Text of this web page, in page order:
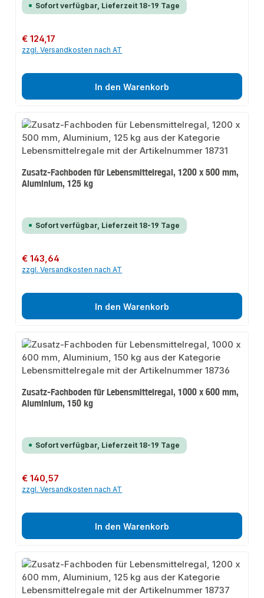
Sofort verfügbar, Lieferzeit 18-19 Tage
Regulärer Preis:
€ 124,17
zzgl. Versandkosten nach AT
In den Warenkorb
Zusatz-Fachboden für Lebensmittelregal, 1200 x 500 mm,
Aluminium, 125 kg
Sofort verfügbar, Lieferzeit 18-19 Tage
Regulärer Preis:
€ 143,64
zzgl. Versandkosten nach AT
In den Warenkorb
Zusatz-Fachboden für Lebensmittelregal, 1000 x 600 mm,
Aluminium, 150 kg
Sofort verfügbar, Lieferzeit 18-19 Tage
Regulärer Preis:
€ 140,57
zzgl. Versandkosten nach AT
In den Warenkorb